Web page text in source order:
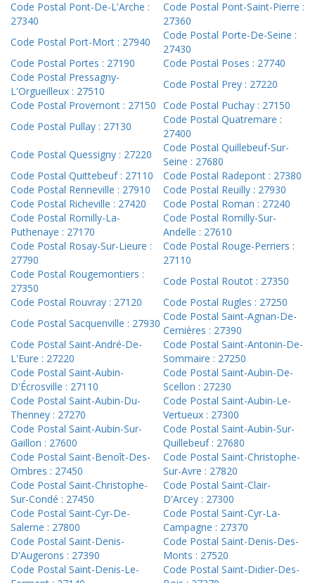
Code Postal Pont-De-L'Arche :
27340
Code Postal Pont-Saint-Pierre :
27360
Code Postal Port-Mort : 27940
Code Postal Porte-De-Seine :
27430
Code Postal Portes : 27190
Code Postal Poses : 27740
Code Postal Pressagny-
L'Orgueilleux : 27510
Code Postal Prey : 27220
Code Postal Provemont : 27150 Code Postal Puchay : 27150
Code Postal Pullay : 27130
Code Postal Quatremare :
27400
Code Postal Quessigny : 27220
Code Postal Quillebeuf-Sur-
Seine : 27680
Code Postal Quittebeuf : 27110
Code Postal Radepont : 27380
Code Postal Renneville : 27910
Code Postal Reuilly : 27930
Code Postal Richeville : 27420
Code Postal Roman : 27240
Code Postal Romilly-La-
Puthenaye : 27170
Code Postal Romilly-Sur-
Andelle : 27610
Code Postal Rosay-Sur-Lieure :
27790
Code Postal Rouge-Perriers :
27110
Code Postal Rougemontiers :
27350
Code Postal Routot : 27350
Code Postal Rouvray : 27120
Code Postal Rugles : 27250
Code Postal Sacquenville : 27930
Code Postal Saint-Agnan-De-
Cernières : 27390
Code Postal Saint-André-De-
L'Eure : 27220
Code Postal Saint-Antonin-De-
Sommaire : 27250
Code Postal Saint-Aubin-
D'Écrosville : 27110
Code Postal Saint-Aubin-De-
Scellon : 27230
Code Postal Saint-Aubin-Du-
Thenney : 27270
Code Postal Saint-Aubin-Le-
Vertueux : 27300
Code Postal Saint-Aubin-Sur-
Gaillon : 27600
Code Postal Saint-Aubin-Sur-
Quillebeuf : 27680
Code Postal Saint-Benoît-Des-
Ombres : 27450
Code Postal Saint-Christophe-
Sur-Avre : 27820
Code Postal Saint-Christophe-
Sur-Condé : 27450
Code Postal Saint-Clair-
D'Arcey : 27300
Code Postal Saint-Cyr-De-
Salerne : 27800
Code Postal Saint-Cyr-La-
Campagne : 27370
Code Postal Saint-Denis-
D'Augerons : 27390
Code Postal Saint-Denis-Des-
Monts : 27520
Code Postal Saint-Denis-Le-
Code Postal Saint-Didier-Des-